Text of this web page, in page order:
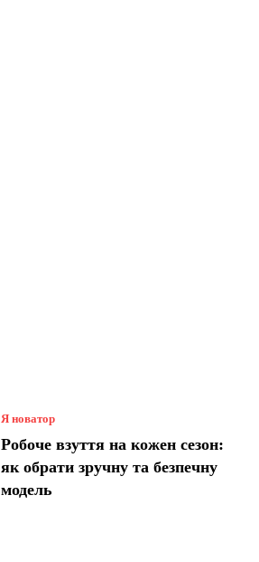
Я новатор
Робоче взуття на кожен сезон:
як обрати зручну та безпечну
модель